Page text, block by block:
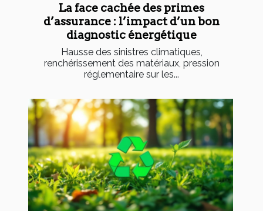
La face cachée des primes
d’assurance : l’impact d’un bon
diagnostic énergétique
Hausse des sinistres climatiques,
renchérissement des matériaux, pression
réglementaire sur les...